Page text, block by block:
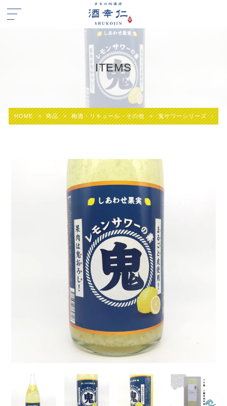
ITEMS
HOME > 商品 > 梅酒・リキュール・その他 > 鬼サワーシリーズ >